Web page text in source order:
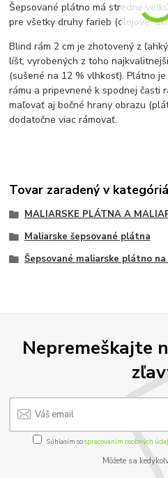
Šepsované plátno má stredne
pre všetky druhy farieb (olejové,
Blind rám 2 cm je zhotovený z
líšt, vyrobených z toho
(sušené na 12 % vlhkosť). Plátno
rámu a pripevnené k spodnej časti
maľovať aj bočné hrany obrazu
dodatočne viac rámovať.
Tovar zaradený v
MALIARSKE PLÁTNA A
Maliarske šepsované plátna
Šepsované maliarske plátno
Nepremeškajte
Súhlasím sospracovaním osobných
Môžete sa